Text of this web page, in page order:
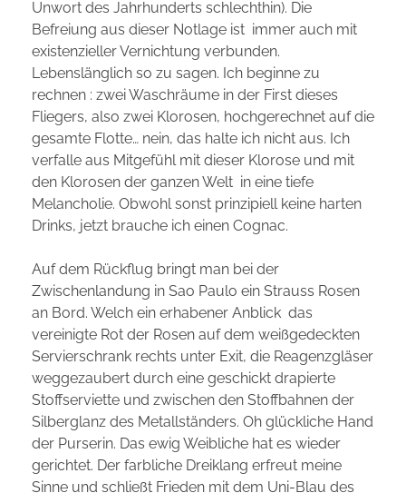
Unwort des Jahrhunderts schlechthin). Die
Befreiung aus dieser Notlage ist immer auch mit
existenzieller Vernichtung verbunden.
Lebenslänglich so zu sagen. Ich beginne zu
rechnen : zwei Waschräume in der First dieses
Fliegers, also zwei Klorosen, hochgerechnet auf die
gesamte Flotte… nein, das halte ich nicht aus. Ich
verfalle aus Mitgefühl mit dieser Klorose und mit
den Klorosen der ganzen Welt in eine tiefe
Melancholie. Obwohl sonst prinzipiell keine harten
Drinks, jetzt brauche ich einen Cognac.
Auf dem Rückflug bringt man bei der
Zwischenlandung in Sao Paulo ein Strauss Rosen
an Bord. Welch ein erhabener Anblick das
vereinigte Rot der Rosen auf dem weißgedeckten
Servierschrank rechts unter Exit, die Reagenzgläser
weggezaubert durch eine geschickt drapierte
Stoffserviette und zwischen den Stoffbahnen der
Silberglanz des Metallständers. Oh glückliche Hand
der Purserin. Das ewig Weibliche hat es wieder
gerichtet. Der farbliche Dreiklang erfreut meine
Sinne und schließt Frieden mit dem Uni-Blau des